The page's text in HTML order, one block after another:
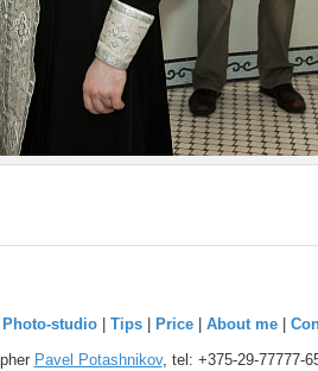
Photo-studio | Tips | Price | About me |
Pavel Potashnikov, tel: +375-29-77777-